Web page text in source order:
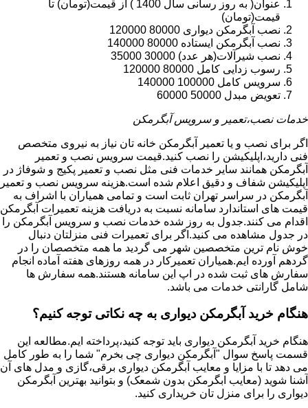
عنوان( به روز رسانی سال 1400 ) از قیمت(تومان) تا
قیمت(تومان)
نصب آبگرمکن دیواری 80000 120000
نصب آبگرمکن ایستاده 80000 140000
نصب شیرآلات(هر عدد) 30000 35000
رسوب زدایی کامل 80000 120000
سرویس کامل 100000 140000
تعویض مبدل 50000 60000
خدمات نصب،تعمیر و سرویس آبگرمکن
اگر برای نصب و یا تعمیر آبگرمکن خانه تان نیاز به نیروی متخصص
فنی دارید،اپلیکیشن را نصب کنید.قیمت سرویس نصب و تعمیر
آبگرمکن همانند سایر خدمات فنی مثل نصب و تعمیر پکیج و شوفاژ در
اپلیکیشن شفاف و دقیق اعلام شده است.هزینه سرویس نصب و تعمیر
آبگرمکن در سراسر تهران ثابت است و تمامی همیاران با اشراف به
قیمت های استاندارد سامانه نسبت به دریافت هزینه تعمیرات آبگرمکن
اقدام می کنند.جدول به روز شده خدمات نصب و سرویس آبگرمکن را
در جدول مشاهده می کنید.اگر برای تعمیرات فنی منزلتان دنبال
خوش نام ترین متخصصین شهر می گردید ما همه متخصصان را در
گردهم آورده ایم.همیاران تعمیرکار در همه روزهای هفته آماده انجام
سفارش های ثبت شده در اپ این سامانه هستند.همه سفارش ها
شامل گارانتی خدمات می باشد.
هنگام خرید آبگرمکن دیواری به چه نکاتی توجه کنیم؟
هنگام خرید آبگرمکن دیواری باید توجه کنید،پرداخته ایم.مطالعه این
قسمت پاسخ سوال "آبگرمکن دیواری چی بخرم" شما را به طور کامل
می دهد تا با مزایا و معایب آبگرمکن دیواری برقی،گازی و مدل های آن
آشنا شوید (معایب ابگرمکن بدون شمعک) و بتوانید بهترین آبگرمکن
دیواری را برای منزل تان خریداری کنید.